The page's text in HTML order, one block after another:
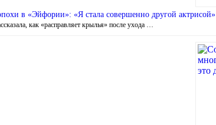
в «Эйфории»: «Я стала совершенно другой актрисой»
как «расправляет крылья» после ухода …